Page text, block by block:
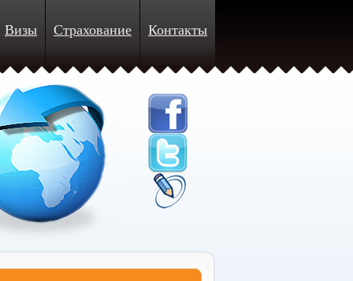
Визы Страхование Контакты